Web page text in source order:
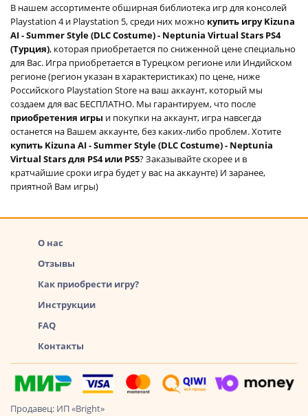
В нашем ассортименте обширная библиотека игр для консолей
Playstation 4 и Playstation 5, среди них можно купить игру Kizuna
AI - Summer Style (DLC Costume) - Neptunia Virtual Stars PS4
(Турция), которая приобретается по сниженной цене специально
для Вас. Игра приобретается в Турецком регионе или Индийском
регионе (регион указан в характеристиках) по цене, ниже
Российского Playstation Store на ваш аккаунт, который мы
создаем для вас БЕСПЛАТНО. Мы гарантируем, что после
приобретения игры и покупки на аккаунт, игра навсегда
останется на Вашем аккаунте, без каких-либо проблем. Хотите
купить Kizuna AI - Summer Style (DLC Costume) - Neptunia
Virtual Stars для PS4 или PS5? Заказывайте скорее и в
кратчайшие сроки игра будет у вас на аккаунте) И заранее,
приятной Вам игры)
О нас
Отзывы
Как приобрести игру?
Инструкции
FAQ
Контакты
Продавец: ИП «Bright»